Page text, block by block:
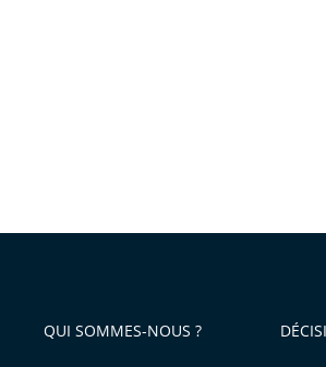
QUI SOMMES-NOUS ?